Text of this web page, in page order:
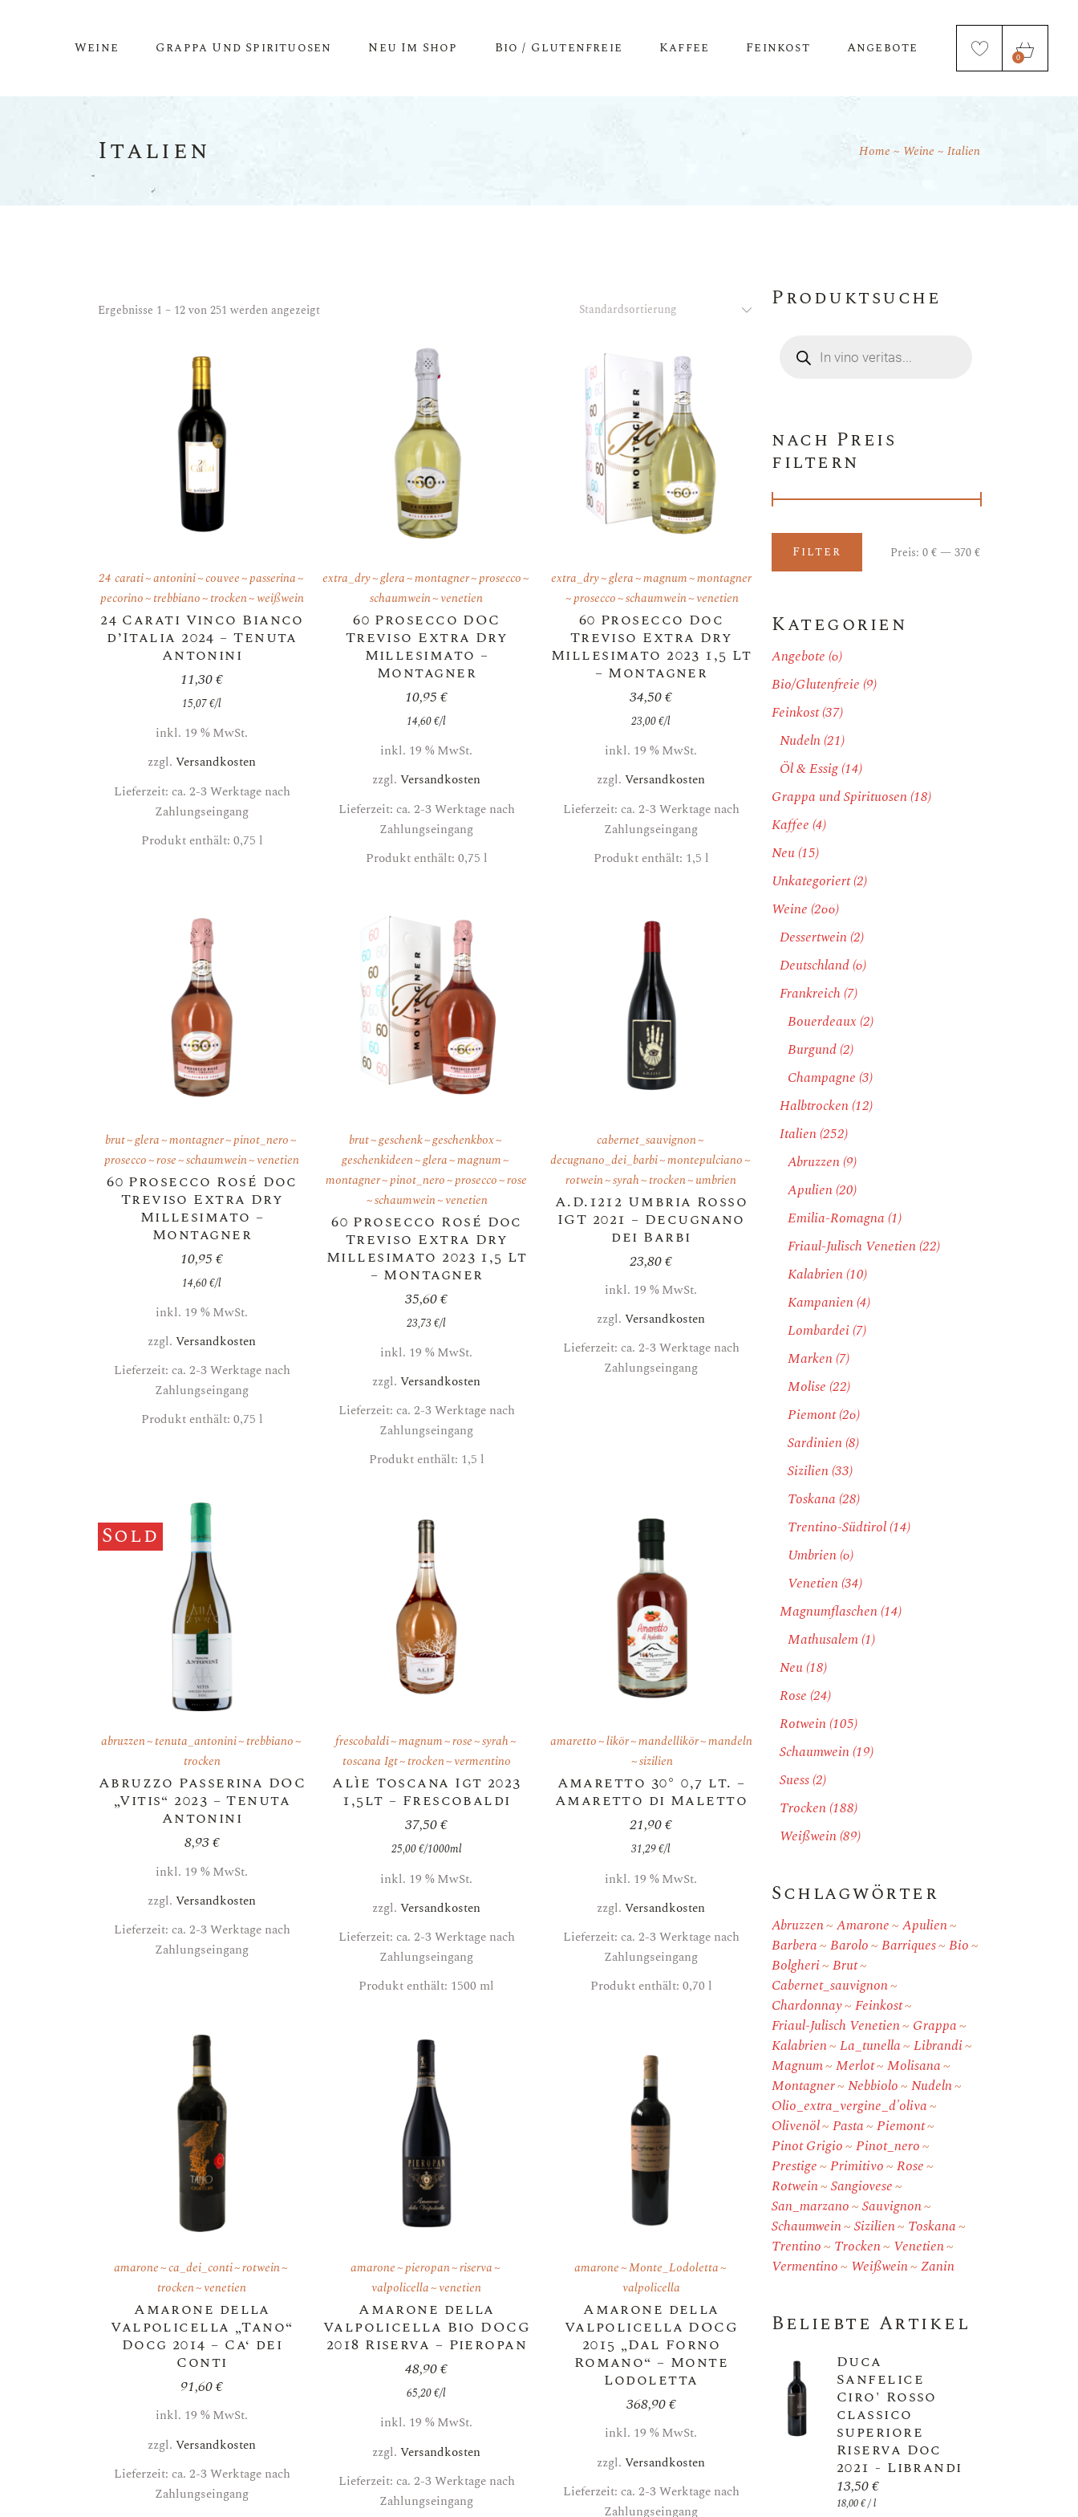
Weine
Rotwein
Roséwein
Grappa Und Spirituosen Neu Im Shop Bio / Glutenfreie Kaffee Feinkost Angebote
0
Italien Home Weine Italien
Ergebnisse 1 – 12 von 251 werden angezeigt Standardsortierung
24 carati antonini couvee passerina
pecorino
trebbiano trocken weißwein
24 Carati Vinco Bianco
d’Italia 2024 – Tenuta
Antonini
11,30€
15,07€/l
inkl. 19 % MwSt.
zzgl.Versandkosten
Lieferzeit: ca. 2-3 Werktage nach
Zahlungseingang
Produkt enthält: 0,75 l
extra_dry glera montagner prosecco
schaumwein venetien
60 Prosecco DOC
Treviso Extra Dry
Millesimato –
Montagner
10,95€
14,60€/l
inkl. 19 % MwSt.
zzgl.Versandkosten
Lieferzeit: ca. 2-3 Werktage nach
Zahlungseingang
Produkt enthält: 0,75 l
extra_dry glera magnum montagner
prosecco schaumwein venetien
60 Prosecco Doc
Treviso Extra Dry
Millesimato 2023 1,5 Lt
– Montagner
34,50€
23,00€/l
inkl. 19 % MwSt.
zzgl.Versandkosten
Lieferzeit: ca. 2-3 Werktage nach
Zahlungseingang
Produkt enthält: 1,5 l
brut glera montagner pinot_nero
prosecco rose schaumwein venetien
60 Prosecco Rosé Doc
Treviso Extra Dry
Millesimato –
Montagner
10,95€
14,60€/l
inkl. 19 % MwSt.
zzgl.Versandkosten
Lieferzeit: ca. 2-3 Werktage nach
Zahlungseingang
Produkt enthält: 0,75 l
brut geschenk geschenkbox
geschenkideen glera magnum
montagner pinot_nero prosecco rose
schaumwein venetien
60 Prosecco Rosé Doc
Treviso Extra Dry
Millesimato 2023 1,5 Lt
– Montagner
35,60€
23,73€/l
inkl. 19 % MwSt.
zzgl.Versandkosten
Lieferzeit: ca. 2-3 Werktage nach
Zahlungseingang
Produkt enthält: 1,5 l
cabernet_sauvignon
decugnano_dei_barbi montepulciano
rotwein syrah trocken umbrien
A.D.1212 Umbria Rosso
IGT 2021 – Decugnano
dei Barbi
23,80€
inkl. 19 % MwSt.
zzgl.Versandkosten
Lieferzeit: ca. 2-3 Werktage nach
Zahlungseingang
Sold
abruzzen tenuta_antonini trebbiano
trocken
Abruzzo Passerina DOC
„Vitis“ 2023 – Tenuta
Antonini
8,93€
inkl. 19 % MwSt.
zzgl.Versandkosten
Lieferzeit: ca. 2-3 Werktage nach
Zahlungseingang
frescobaldi magnum rose syrah
toscana Igt trocken vermentino
Alìe Toscana Igt 2023
1,5lt – Frescobaldi
37,50€
25,00€/1000ml
inkl. 19 % MwSt.
zzgl.Versandkosten
Lieferzeit: ca. 2-3 Werktage nach
Zahlungseingang
Produkt enthält: 1500 ml
amaretto likör mandellikör mandeln
sizilien
Amaretto 30° 0,7 lt. –
Amaretto di Maletto
21,90€
31,29€/l
inkl. 19 % MwSt.
zzgl.Versandkosten
Lieferzeit: ca. 2-3 Werktage nach
Zahlungseingang
Produkt enthält: 0,70 l
amarone ca_dei_conti rotwein
trocken venetien
Amarone della
Valpolicella „Tano“
Docg 2014 – Ca‘ dei
Conti
91,60€
inkl. 19 % MwSt.
zzgl.Versandkosten
Lieferzeit: ca. 2-3 Werktage nach
Zahlungseingang
amarone pieropan riserva
valpolicella venetien
Amarone della
Valpolicella Bio DOCG
2018 Riserva – Pieropan
48,90€
65,20€/l
inkl. 19 % MwSt.
zzgl.Versandkosten
Lieferzeit: ca. 2-3 Werktage nach
Zahlungseingang
amarone Monte_Lodoletta
valpolicella
Amarone della
Valpolicella DOCG
2015 „Dal Forno
Romano“ – Monte
Lodoletta
368,90€
inkl. 19 % MwSt.
zzgl.Versandkosten
Lieferzeit: ca. 2-3 Werktage nach
Zahlungseingang
Produktsuche
search
nach Preis
filtern
Min.
Preis
Max.
Preis
Filter Preis: 0 €—370 €
Kategorien
Angebote (6)
Bio/Glutenfreie (9)
Feinkost(37)
Nudeln(21)
Öl & Essig(14)
Grappa und Spirituosen(18)
Kaffee (4)
Neu(15)
Unkategoriert(2)
Weine (266)
Dessertwein(2)
Deutschland(6)
Frankreich(7)
Bouerdeaux (2)
Burgund(2)
Champagne (3)
Halbtrocken(12)
Italien(252)
Abruzzen(9)
Apulien(20)
Emilia-Romagna (1)
Friaul-Julisch Venetien(22)
Kalabrien(10)
Kampanien(4)
Lombardei(7)
Marken(7)
Molise (22)
Piemont(26)
Sardinien(8)
Sizilien(33)
Toskana (28)
Trentino-Südtirol(14)
Umbrien(6)
Venetien(34)
Magnumflaschen(14)
Mathusalem(1)
Neu(18)
Rose (24)
Rotwein(105)
Schaumwein(19)
Suess(2)
Trocken(188)
Weißwein(89)
Schlagwörter
Abruzzen Amarone
Apulien
Barbera
Barolo Barriques
Bio
Bolgheri
Brut
Cabernet_sauvignon
Chardonnay
Feinkost
Friaul-Julisch Venetien
Grappa
Kalabrien
La_tunella
Librandi
Magnum
Merlot
Molisana
Montagner
Nebbiolo
Nudeln
Olio_extra_vergine_d'oliva
Olivenöl
Pasta
Piemont
Pinot Grigio
Pinot_nero
Prestige
Primitivo
Rose
Rotwein
Sangiovese
San_marzano
Sauvignon
Schaumwein
Sizilien
Toskana
Trentino
Trocken
Venetien
Vermentino
Weißwein Zanin
Beliebte Artikel
Duca
Sanfelice
Ciro' Rosso
classico
superiore
Riserva Doc
2021 - Librandi
13,50€
18,00€/l